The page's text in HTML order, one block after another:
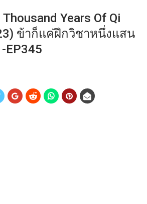
Years Of Qi
ข้าก็แค่ฝึกวิชาหนึ่งแสน
EP345